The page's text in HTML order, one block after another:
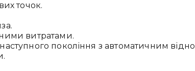
точок.
витратами.
покоління з автоматичним